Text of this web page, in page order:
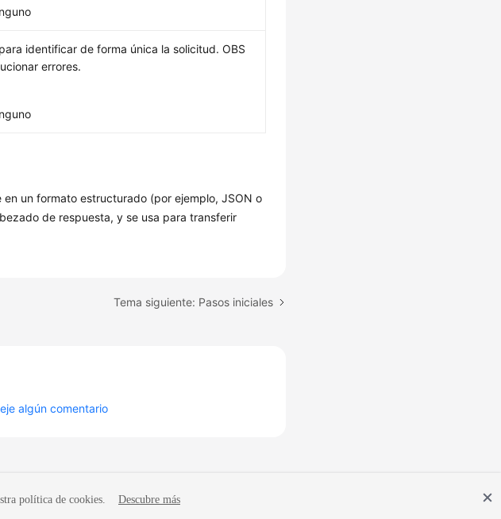
identificar de forma única la solicitud. OBS
errores.
un formato estructurado (por ejemplo, JSON o
de respuesta, y se usa para transferir
Tema siguiente: Pasos iniciales
algún comentario
política de cookies. Descubre más